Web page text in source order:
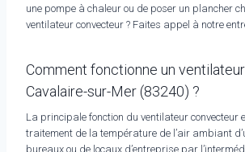
une pompe à chaleur ou de poser un plancher
ventilateur convecteur ? Faites appel à notre
Comment fonctionne un
Cavalaire-sur-Mer (83240) ?
La principale fonction du ventilateur convecteur
traitement de la température de l’air ambiant
bureaux ou de locaux d’entreprise par